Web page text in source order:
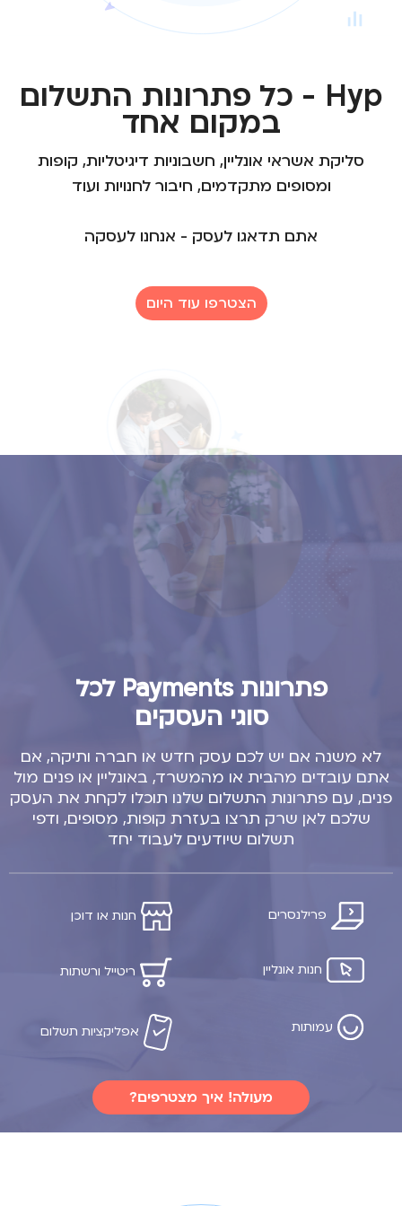
Hyp - כל פתרונות התשלום
במקום אחד
סליקת אשראי אונליין, חשבוניות דיגיטליות, קופות
ומסופים מתקדמים, חיבור לחנויות ועוד
אתם תדאגו לעסק - אנחנו לעסקה
הצטרפו עוד היום
פתרונות Payments לכל
סוגי העסקים
לא משנה אם יש לכם עסק חדש או חברה ותיקה, אם
אתם עובדים מהבית או מהמשרד, באונליין או פנים מול
פנים, עם פתרונות התשלום שלנו תוכלו לקחת את העסק
שלכם לאן שרק תרצו בעזרת קופות, מסופים, ודפי
תשלום שיודעים לעבוד יחד
פרילנסרים חנות או דוכן
חנות אונליין ריטייל ורשתות
עמותות אפליקציות תשלום
מעולה! איך מצטרפים?